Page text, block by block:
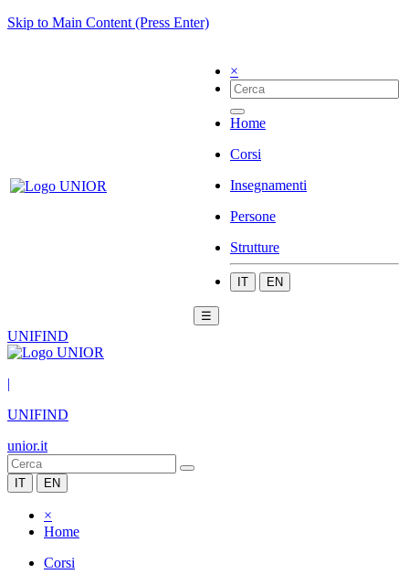
Skip to Main Content (Press Enter)
×
Home
Corsi
Insegnamenti
Persone
Strutture
IT EN
☰
UNIFIND
|
UNIFIND
unior.it
IT EN
×
Home
Corsi